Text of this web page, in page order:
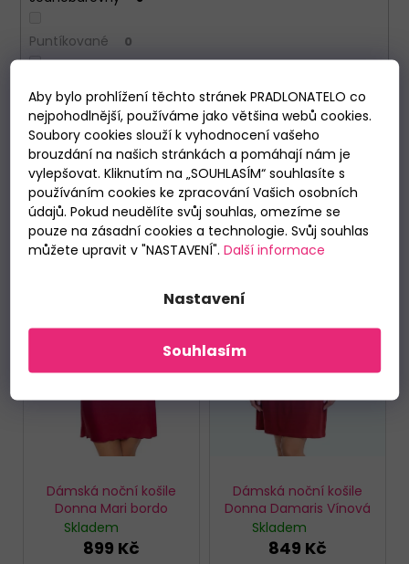
Aby bylo prohlížení těchto stránek PRADLONATELO co
nejpohodlnější, používáme jako většina webů cookies.
Soubory cookies slouží k vyhodnocení vašeho
brouzdání na našich stránkách a pomáhají nám je
vylepšovat. Kliknutím na „SOUHLASÍM“ souhlasíte s
používáním cookies ke zpracování Vašich osobních
údajů. Pokud neudělíte svůj souhlas, omezíme se
pouze na zásadní cookies a technologie. Svůj souhlas
můžete upravit v "NASTAVENÍ". Další informace
Nastavení
Souhlasím
Puntíkované 0
VYMAZAT FILTRY
Položek k zobrazení:8
V
ý
p
o
Dámská noční košile
Donna Mari bordo
Skladem
899 Kč
NOVINKA
Dámská noční košile
Donna Damaris Vínová
Skladem
849 Kč